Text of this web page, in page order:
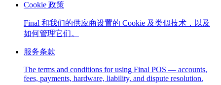
ScaleDistribute your POS creations
custom capabilities
Flows
Hardware Pricing
Solutions
面向商户Build a custom POS for your business
面向经销
Launch and monetize a branded POS
Cookie 政策
Final 和我们的供应商设置的 Cookie 及类似技术，以及
如何管理它们。
服务条款
The terms and conditions for using Final POS — accounts,
fees, payments, hardware, liability, and dispute resolution.